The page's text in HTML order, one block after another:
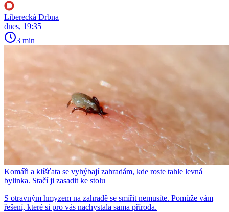
Liberecká Drbna
dnes, 19:35
3 min
Komáři a klíšťata se vyhýbají zahradám, kde roste tahle levná
bylinka. Stačí ji zasadit ke stolu
S otravným hmyzem na zahradě se smířit nemusíte. Pomůže vám
řešení, které si pro vás nachystala sama příroda.